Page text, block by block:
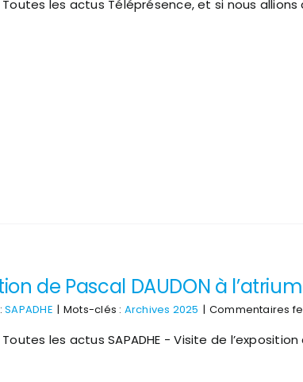
–
les actus Téléprésence, et si nous
de Pascal DAUDON à
SAPADHE | Mots-clés : Archives 2025 | Commentaires
les actus SAPADHE - Visite de l’exposition